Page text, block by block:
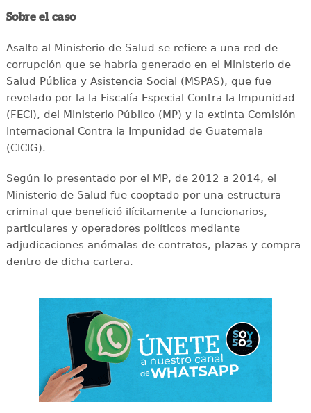
Sobre el caso
Asalto al Ministerio de Salud se refiere a una red de
corrupción que se habría generado en el Ministerio de
Salud Pública y Asistencia Social (MSPAS), que fue
revelado por la la Fiscalía Especial Contra la Impunidad
(FECI), del Ministerio Público (MP) y la extinta Comisión
Internacional Contra la Impunidad de Guatemala
(CICIG).
Según lo presentado por el MP, de 2012 a 2014, el
Ministerio de Salud fue cooptado por una estructura
criminal que benefició ilícitamente a funcionarios,
particulares y operadores políticos mediante
adjudicaciones anómalas de contratos, plazas y compra
dentro de dicha cartera.